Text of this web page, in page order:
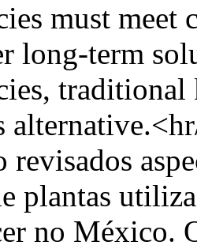
must meet
long-term
revisados
plantas
no México.